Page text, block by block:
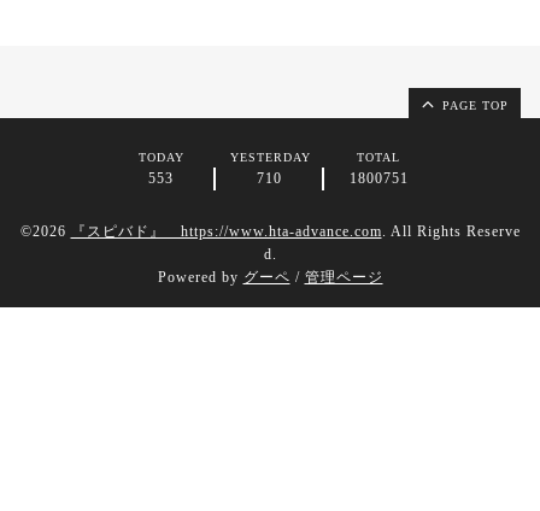
PAGE TOP
TODAY
553
YESTERDAY
710
TOTAL
1800751
©2026 『スピバド』 https://www.hta-advance.com. All Rights Reserve
d.
Powered by グーペ / 管理ページ